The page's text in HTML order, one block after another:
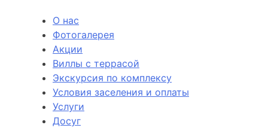
О нас
Фотогалерея
Акции
Виллы с террасой
Экскурсия по комплексу
Условия заселения и оплаты
Услуги
Досуг